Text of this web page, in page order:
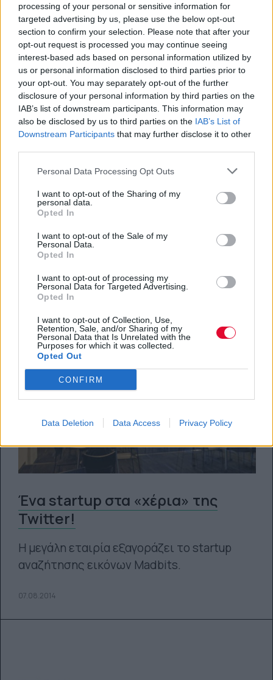
processing of your personal or sensitive information for
targeted advertising by us, please use the below opt-out
section to confirm your selection. Please note that after your
opt-out request is processed you may continue seeing
interest-based ads based on personal information utilized by
us or personal information disclosed to third parties prior to
your opt-out. You may separately opt-out of the further
disclosure of your personal information by third parties on the
IAB’s list of downstream participants. This information may
also be disclosed by us to third parties on the IAB’s List of
Downstream Participants that may further disclose it to other
Personal Data Processing Opt Outs
I want to opt-out of the Sharing of my
personal data.
Opted In
I want to opt-out of the Sale of my
Personal Data.
Opted In
I want to opt-out of processing my
Personal Data for Targeted Advertising.
Opted In
I want to opt-out of Collection, Use,
Retention, Sale, and/or Sharing of my
Personal Data that Is Unrelated with the
Purposes for which it was collected.
Opted Out
CONFIRM
Data Deletion Data Access Privacy Policy
CleanLaunchpad: Τρέξε να
προλάβεις
Μέχρι 23 Αυγούστου η προθεσμία για τον
μεγαλύτερο διαγωνισμό της Ευρώπης για
startups "πράσινης" τεχ...
08.08.2014
Ένα startup στα «χέρια» της
Twitter!
Η μεγάλη εταιρία εξαγοράζει το startup
αναζήτησης εικόνων Madbits.
07.08.2014